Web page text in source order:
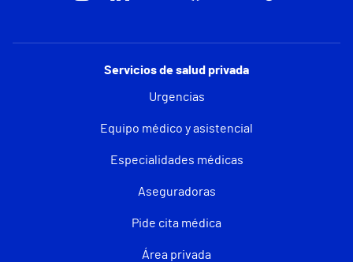
Servicios de salud privada
Urgencias
Equipo médico y asistencial
Especialidades médicas
Aseguradoras
Pide cita médica
Área privada